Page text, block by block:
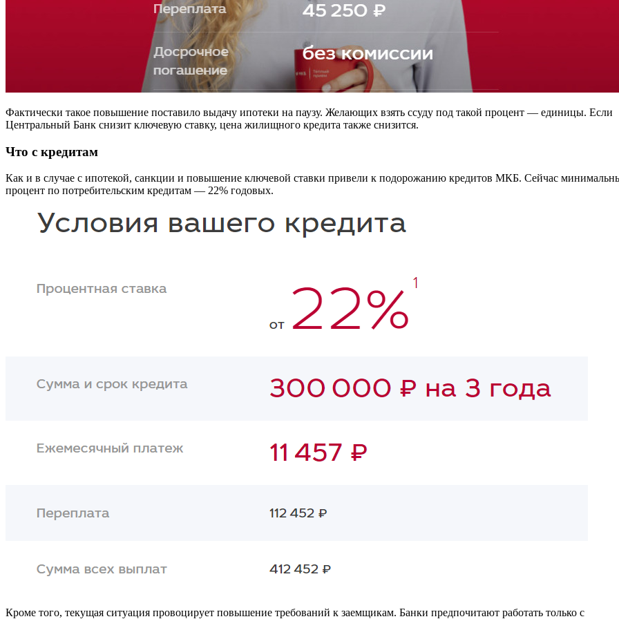
Фактически такое повышение поставило выдачу ипотеки на паузу. Желающих взять ссуду под такой процент — единицы. Если
Центральный Банк снизит ключевую ставку, цена жилищного кредита также снизится.
Что с кредитам
Как и в случае с ипотекой, санкции и повышение ключевой ставки привели к подорожанию кредитов МКБ. Сейчас
процент по потребительским кредитам — 22% годовых.
Кроме того, текущая ситуация провоцирует повышение требований к заемщикам. Банки предпочитают работать только с